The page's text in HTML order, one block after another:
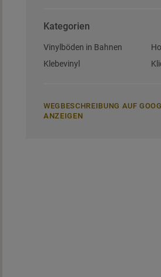
Kategorien
Vinylböden in Bahnen
Klebevinyl
WEGBESCHREIBUNG AUF
ANZEIGEN